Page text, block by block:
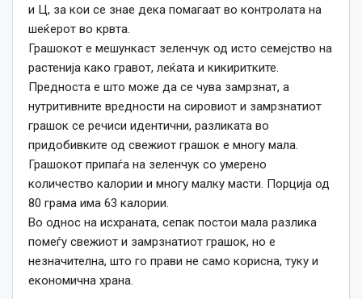
и Ц, за кои се знае дека помагаат во контролата на
шеќерот во крвта.
Грашокот е мешункаст зеленчук од исто семејство на
растенија како гравот, леќата и кикиритките.
Предноста е што може да се чува замрзнат, а
нутритивните вредности на сировиот и замрзнатиот
грашок се речиси идентични, разликата во
придобивките од свежиот грашок е многу мала.
Грашокот припаѓа на зеленчук со умерено
количество калории и многу малку масти. Порција од
80 грама има 63 калории.
Во однос на исхраната, сепак постои мала разлика
помеѓу свежиот и замрзнатиот грашок, но е
незначителна, што го прави не само корисна, туку и
економична храна.